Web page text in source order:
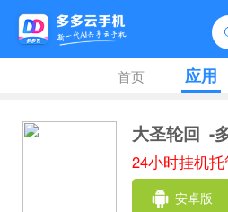
首页 应用
大圣轮回 -
24小时挂机
安卓版